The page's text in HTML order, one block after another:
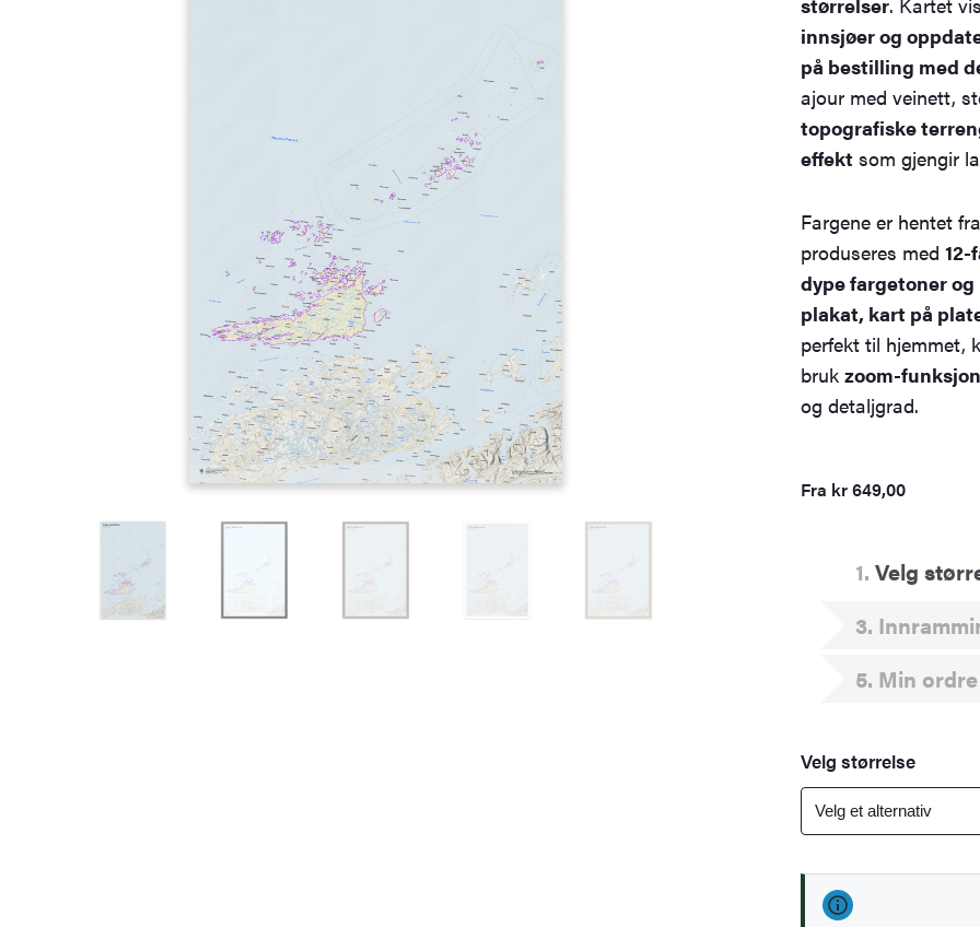
innsjøer og
på bestilling med
ajour med veinett,
topografiske
effektsom gjengir
Fargene er hentet
produseres med
dype fargetoner
plakat, kart på
perfekt til hjemmet,
bruk zoom-
og detaljgrad.
Fra kr649,00
1 Velg
3
5 Min ordre
Velg størrelse